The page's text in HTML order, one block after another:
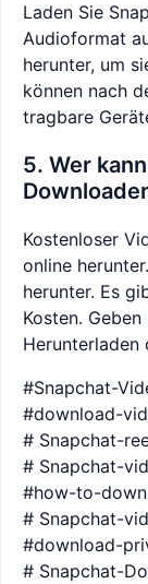
Laden Sie
Audioformat
herunter, um
können nach
tragbare
5. Wer
Kostenloser
online
herunter. Es
Kosten.
Herunterladen
#Snapchat-
#download-
# Snapchat-
# Snapchat-
#how-to-
# Snapchat-
#download-
# Snapchat-